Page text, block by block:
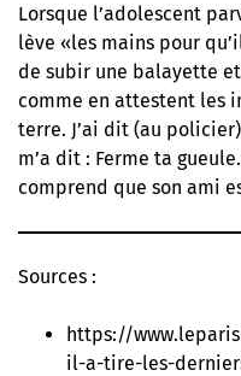
Lorsque l’adolescent
lève «les mains pour
de subir une balayette
comme en attestent les
terre. J’ai dit (au
m’a dit : Ferme ta
comprend que son ami
Sources :
https://
il-a-tire-les-